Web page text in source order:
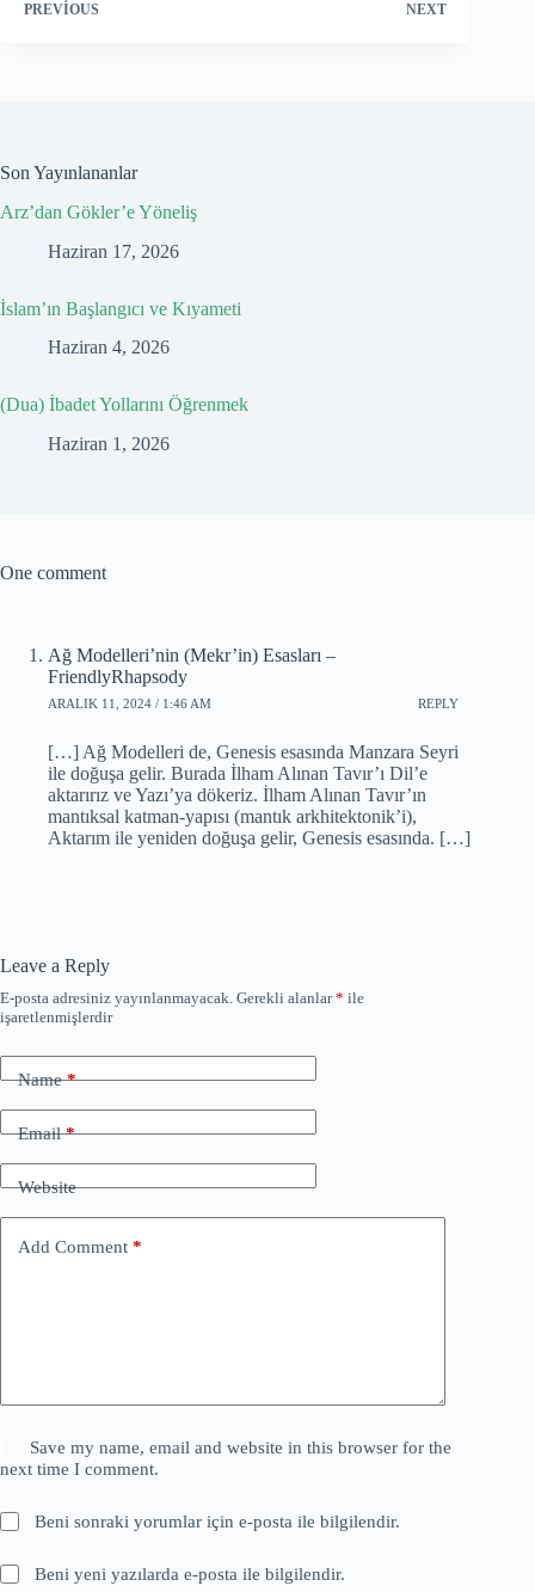
PREVIOUS NEXT
Son Yayınlananlar
Arz’dan Gökler’e Yöneliş
Haziran 17, 2026
İslam’ın Başlangıcı ve Kıyameti
Haziran 4, 2026
(Dua) İbadet Yollarını Öğrenmek
Haziran 1, 2026
One comment
Ağ Modelleri’nin (Mekr’in) Esasları –
FriendlyRhapsody
ARALIK 11, 2024 / 1:46 AM REPLY
[…] Ağ Modelleri de, Genesis esasında Manzara Seyri
ile doğuşa gelir. Burada İlham Alınan Tavır’ı Dil’e
aktarırız ve Yazı’ya dökeriz. İlham Alınan Tavır’ın
mantıksal katman-yapısı (mantık arkhitektonik’i),
Aktarım ile yeniden doğuşa gelir, Genesis esasında. […]
Leave a Reply
E-posta adresiniz yayınlanmayacak. Gerekli alanlar* ile
işaretlenmişlerdir
Name*
Email*
Website
Add Comment *
Save my name, email and website in this browser for the
next time I comment.
Beni sonraki yorumlar için e-posta ile bilgilendir.
Beni yeni yazılarda e-posta ile bilgilendir.